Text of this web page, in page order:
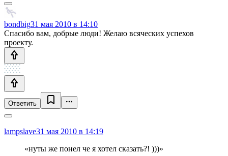
bondbig31 мая 2010 в 14:10
Спасибо вам, добрые люди! Желаю всяческих успехов
проекту.
Ответить
lampslave31 мая 2010 в 14:19
«нуты же понел че я хотел сказать?! )))»